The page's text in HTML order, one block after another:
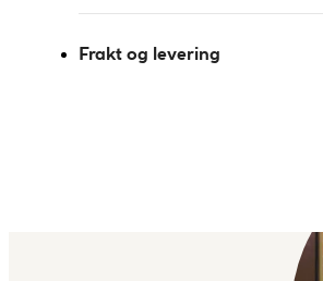
Frakt og levering